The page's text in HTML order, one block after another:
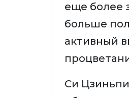
еще более
больше
активный
Си